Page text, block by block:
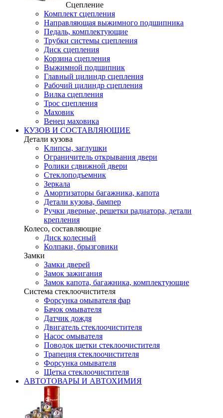
Сцепление
Комплект сцепления
Направляющая выжимного подшипника
Педаль, комплектующие
Трубки системы сцепления
Диск сцепления
Корзина сцепления
Выжимной подшипник
Главный цилиндр сцепления
Рабочий цилиндр сцепления
Вилка сцепления
Трос сцепления
Маховик
Венец маховика
КУЗОВ И СОСТАВЛЯЮЩИЕ
Детали кузова
Клипсы, заглушки
Ограничитель открывания двери
Ролики сдвижной двери
Стеклоподъемник
Зеркала
Амортизаторы багажника, капота
Детали кузова, бампер
Ручки дверные, решетки радиатора, детали
крепления
Колесо, составляющие
Диск колесный
Колпаки, брызговики
Замки
Замки дверей
Замок зажигания
Замок капота, багажника, комплектующие
Система стеклоочистителя
Форсунка омывателя фар
Бачок омывателя
Датчик дождя
Двигатель стеклоочистителя
Насос омывателя
Поводок щетки стеклоочистителя
Трапеция стеклоочистителя
Форсунка омывателя
Щетка стеклоочистителя
АВТОТОВАРЫ И АВТОХИМИЯ